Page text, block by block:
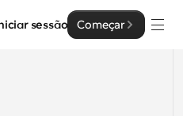
sessão Começar